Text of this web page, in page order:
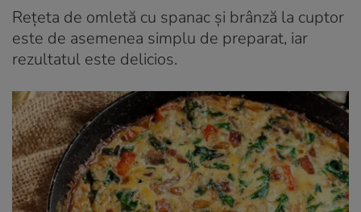
Rețeta de omletă cu spanac și brânză la cuptor
este de asemenea simplu de preparat, iar
rezultatul este delicios.